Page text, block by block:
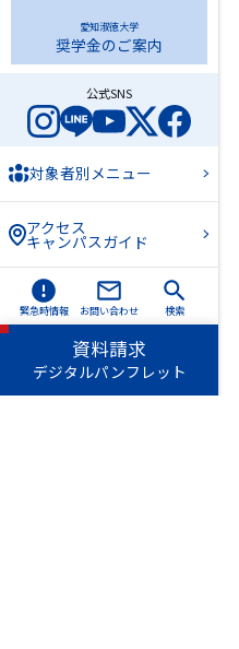
愛知淑徳大学
奨学金のご案内
公式SNS
対象者別メニュー
アクセス
キャンパスガイド
緊急時情報 お問い合わせ 検索
資料請求
デジタルパンフレット